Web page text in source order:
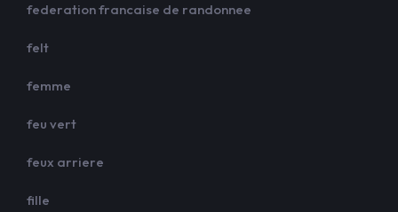
federation francaise de randonnee
felt
femme
feu vert
feux arriere
fille